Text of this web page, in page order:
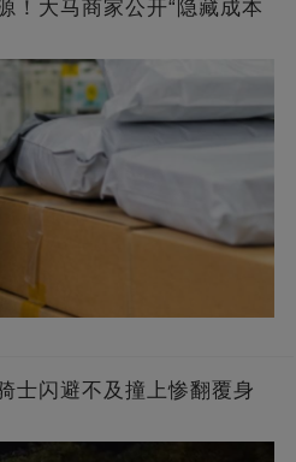
！大马商家公开“隐藏成本
士闪避不及撞上惨翻覆身